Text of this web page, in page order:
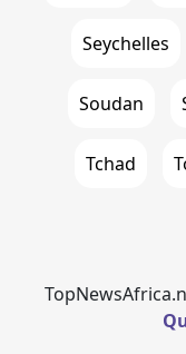
Seychelles
Soudan
Tchad